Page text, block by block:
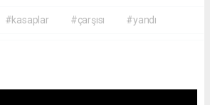
#kasaplar #çarşısı #yandı